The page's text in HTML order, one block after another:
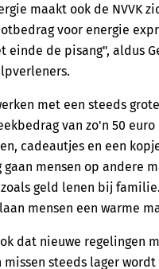
maakt ook de NVVK
voor energie
einde de pisang", aldus
met een steeds
van zo'n 50
cadeautjes en een
mensen op andere
geld lenen bij
mensen een warme
dat nieuwe regelingen
steeds lager